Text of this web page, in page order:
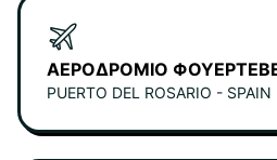
ΑΕΡΟΔΡΌΜΙΟ
PUERTO DEL ROSARIO - SPAIN